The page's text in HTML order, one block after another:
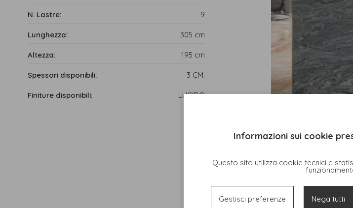
N. Lastre: 9
Lunghezza: 305 cm
Altezza: 195 cm
Spessori disponibili: 3 CM.
Finiture disponibili: LUCIDO
Informazioni sui cookie
Questo sito utilizza cookie tecnici e
Gestisci preferenze Nega tutti